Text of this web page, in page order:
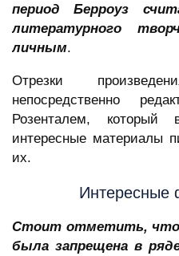
период Берроуз
литературного
личным.
Отрезки
непосредственно
Розенталем, который
интересные материалы
их.
Интересные
Стоит отметить, что
была запрещена в